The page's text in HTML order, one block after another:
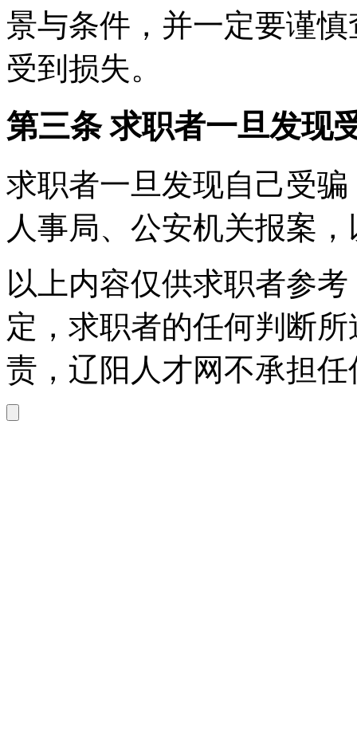
景与条件，并一定要谨
受到损失。
第三条 求职者一旦发现
求职者一旦发现自己受
人事局、公安机关报案
以上内容仅供求职者参
定，求职者的任何判断
责，辽阳人才网不承担